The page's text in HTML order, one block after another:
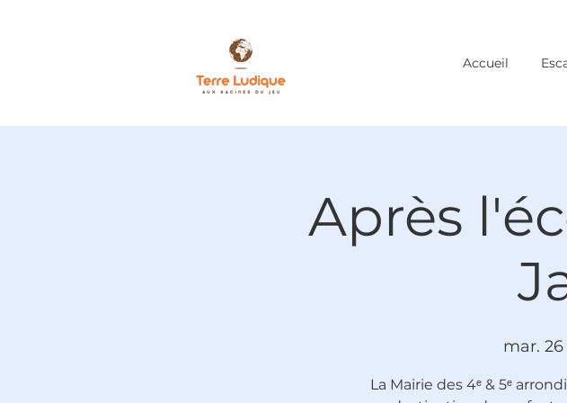
Accueil
Après
mar.
La Mairie des 4ᵉ & 5ᵉ